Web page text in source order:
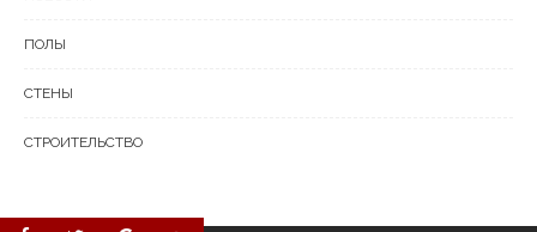
ПОЛЫ
СТЕНЫ
СТРОИТЕЛЬСТВО